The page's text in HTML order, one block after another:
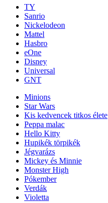
TY
Sanrio
Nickelodeon
Mattel
Hasbro
eOne
Disney
Universal
GNT
Minions
Star Wars
Kis kedvencek titkos élete
Peppa malac
Hello Kitty
Hupikék törpikék
Jégvarázs
Mickey és Minnie
Monster High
Pókember
Verdák
Violetta